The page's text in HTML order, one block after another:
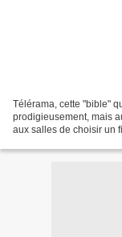
Télérama, cette "bible"
prodigieusement, mais
aux salles de choisir un